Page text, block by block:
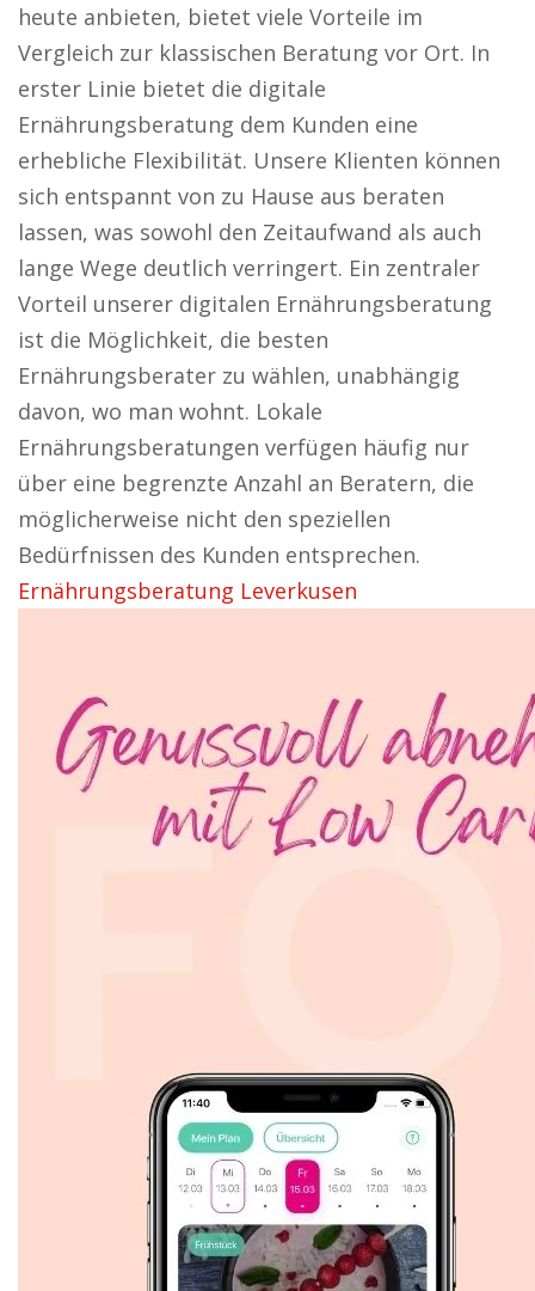
heute anbieten, bietet viele Vorteile im
Vergleich zur klassischen Beratung vor Ort. In
erster Linie bietet die digitale
Ernährungsberatung dem Kunden eine
erhebliche Flexibilität. Unsere Klienten können
sich entspannt von zu Hause aus beraten
lassen, was sowohl den Zeitaufwand als auch
lange Wege deutlich verringert. Ein zentraler
Vorteil unserer digitalen Ernährungsberatung
ist die Möglichkeit, die besten
Ernährungsberater zu wählen, unabhängig
davon, wo man wohnt. Lokale
Ernährungsberatungen verfügen häufig nur
über eine begrenzte Anzahl an Beratern, die
möglicherweise nicht den speziellen
Bedürfnissen des Kunden entsprechen.
Ernährungsberatung Leverkusen